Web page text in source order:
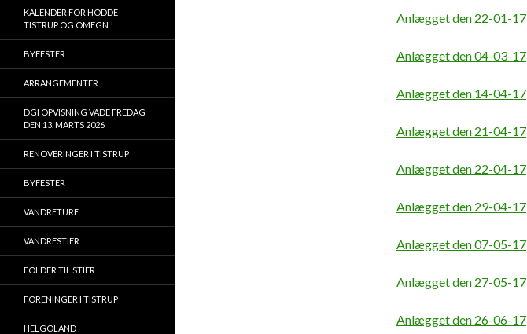
Anlægget den 22-01-17
Anlægget den 04-03-17
Anlægget den 14-04-17
Anlægget den 21-04-17
Anlægget den 22-04-17
Anlægget den 29-04-17
Anlægget den 07-05-17
Anlægget den 27-05-17
Anlægget den 26-06-17
KALENDER FOR HODDE-
TISTRUP OG OMEGN !
BYFESTER
ARRANGEMENTER
DGI OPVISNING VADE FREDAG
DEN 13. MARTS 2026
RENOVERINGER I TISTRUP
BYFESTER
VANDRETURE
VANDRESTIER
FOLDER TIL STIER
FORENINGER I TISTRUP
HELGOLAND